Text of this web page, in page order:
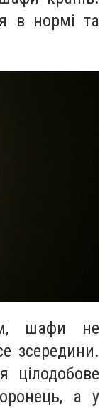
в нормі та
шафи не
зсередини.
цілодобове
а у